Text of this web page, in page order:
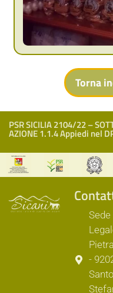
PSR SICILIA 2104/22 –
AZIONE 1.1.4 Appiedi nel
Sede
-
Santo